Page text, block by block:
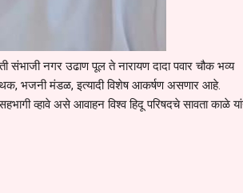
संभाजी नगर उढाण पूल ते नारायण दादा पवार चौक भव्य
भजनी मंडळ, इत्यादी विशेष आकर्षण असणार आहे.
व्हावे असे आवाहन विश्व हिदू परिषदचे सावता काळे